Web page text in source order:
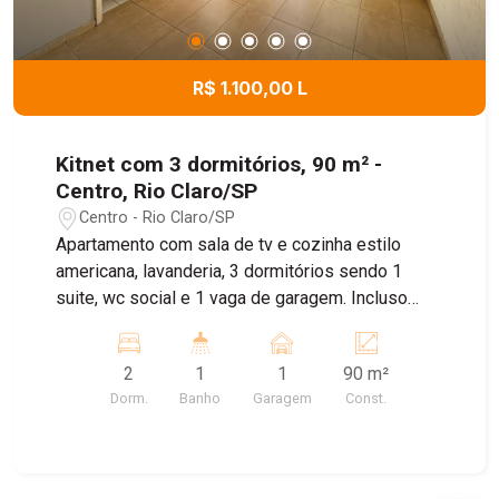
R$ 1.100,00 L
Kitnet com 3 dormitórios, 90 m² -
Centro, Rio Claro/SP
Centro - Rio Claro/SP
Apartamento com sala de tv e cozinha estilo
americana, lavanderia, 3 dormitórios sendo 1
suite, wc social e 1 vaga de garagem. Incluso
2
Dorm.
1
Banho
1
Garagem
90 m²
Const.